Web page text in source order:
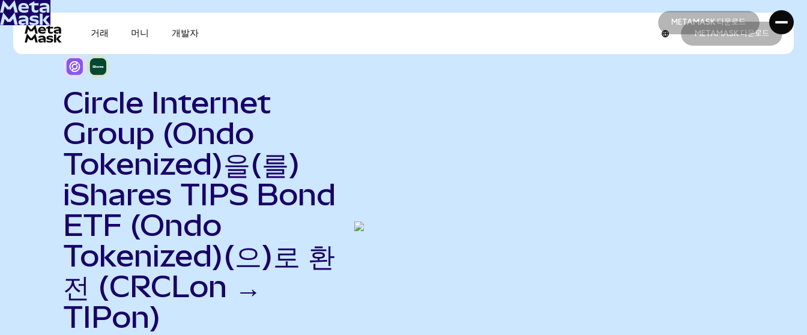
METAMASK 다운로드
METAMASK 다운로드
거래 머니 개발자 METAMASK 다운로드
Circle Internet
Group (Ondo
Tokenized)을(를)
iShares TIPS Bond
ETF (Ondo
Tokenized)(으)로 환
전 (CRCLon →
TIPon)